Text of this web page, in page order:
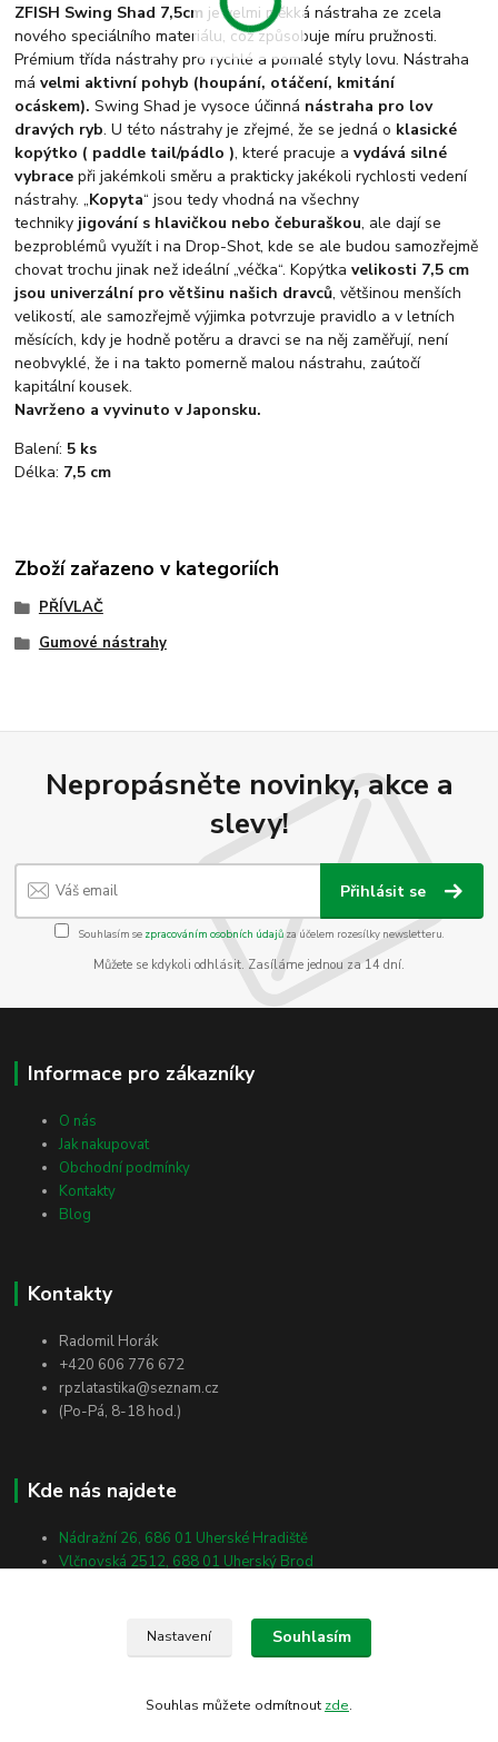
ZFISH Swing Shad 7,5cm je velmi měkká nástraha ze zcela
nového speciálního materiálu, což způsobuje míru pružnosti.
Prémium třída nástrahy pro rychlé a pomalé styly lovu. Nástraha
mávelmi aktivní pohyb (houpání, otáčení, kmitání
ocáskem). Swing Shad je vysoce účinná nástraha pro lov
dravých ryb. U této nástrahy je zřejmé, že se jedná o klasické
kopýtko ( paddle tail/pádlo ), které pracuje avydává silné
vybrace při jakémkoli směru a prakticky jakékoli rychlosti vedení
nástrahy. „Kopyta“ jsou tedy vhodná na všechny
techniky jigování s hlavičkou nebo čeburaškou, ale dají se
bezproblémů využít i na Drop-Shot, kde se ale budou samozřejmě
chovat trochu jinak než ideální „véčka“. Kopýtkavelikosti 7,5 cm
jsou univerzální pro většinu našich dravců, většinou menších
velikostí, ale samozřejmě výjimka potvrzuje pravidlo a v letních
měsících, kdy je hodně potěru a dravci se na něj zaměřují, není
neobvyklé, že i na takto pomerně malou nástrahu, zaútočí
kapitální kousek.
Navrženo a vyvinuto v Japonsku.
Balení: 5 ks
Délka: 7,5 cm
Zboží zařazeno v kategoriích
PŘÍVLAČ
Gumové nástrahy
Nepropásněte novinky, akce a
slevy!
Přihlásit se
Souhlasím se zpracováním osobních údajůza účelem rozesílky newsletteru.
Můžete se kdykoli odhlásit. Zasíláme jednou za 14 dní.
Informace pro zákazníky
O nás
Jak nakupovat
Obchodní podmínky
Kontakty
Blog
Kontakty
Radomil Horák
+420 606 776 672
rpzlatastika@seznam.cz
(Po-Pá, 8-18 hod.)
Kde nás najdete
Nádražní 26, 686 01 Uherské Hradiště
Vlčnovská 2512, 688 01 Uherský Brod
Nastavení Souhlasím
Souhlas můžete odmítnout zde.